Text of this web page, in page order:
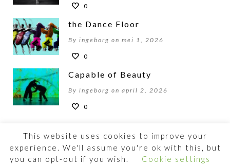
0
the Dance Floor
By ingeborg on mei 1, 2026
0
Capable of Beauty
By ingeborg on april 2, 2026
0
©2026 BEWOGENBEWEGEN
This website uses cookies to improve your
experience. We'll assume you're ok with this, but
you can opt-out if you wish.
Cookie settings